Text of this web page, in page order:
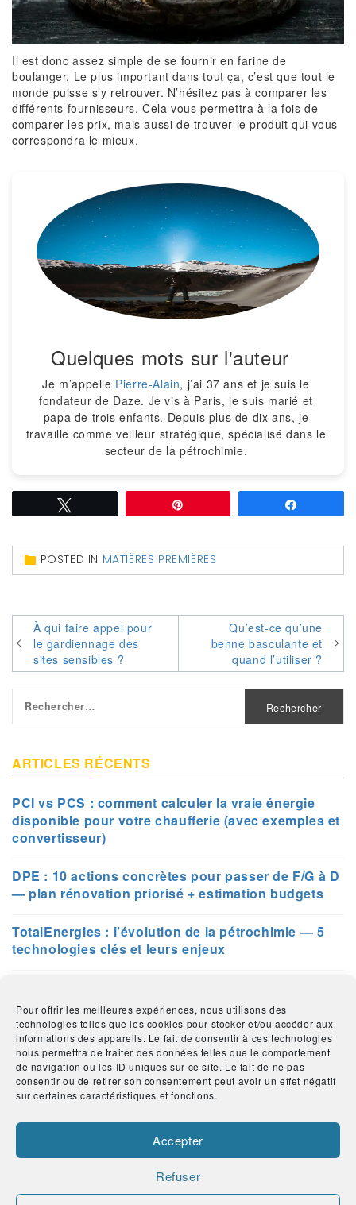
Pour offrir les meilleures expériences, nous utilisons des
technologies telles que les cookies pour stocker et/ou accéder aux
informations des appareils. Le fait de consentir à ces technologies
nous permettra de traiter des données telles que le comportement
de navigation ou les ID uniques sur ce site. Le fait de ne pas
consentir ou de retirer son consentement peut avoir un effet négatif
sur certaines caractéristiques et fonctions.
Accepter
Refuser
Il est donc assez simple de se fournir en farine de
boulanger. Le plus important dans tout ça, c’est que tout le
monde puisse s’y retrouver. N’hésitez pas à comparer les
différents fournisseurs. Cela vous permettra à la fois de
comparer les prix, mais aussi de trouver le produit qui vous
correspondra le mieux.
Quelques mots sur l'auteur
Je m’appelle Pierre-Alain, j’ai 37 ans et je suis le
fondateur de Daze. Je vis à Paris, je suis marié et
papa de trois enfants. Depuis plus de dix ans, je
travaille comme veilleur stratégique, spécialisé dans le
secteur de la pétrochimie.
POSTED IN MATIÈRES PREMIÈRES
Navigation
de
l’article
À qui faire appel pour
le gardiennage des
sites sensibles ?
Qu’est-ce qu’une
benne basculante et
quand l’utiliser ?
ARTICLES RÉCENTS
PCI vs PCS : comment calculer la vraie énergie
disponible pour votre chaufferie (avec exemples et
convertisseur)
DPE : 10 actions concrètes pour passer de F/G à D
— plan rénovation priorisé + estimation budgets
TotalEnergies : l’évolution de la pétrochimie — 5
technologies clés et leurs enjeux
possession (TCO) pour votre copropriété —
modèle Excel inclus
Guide complet : comment choisir et mesurer le ROI
d’une plateforme de retour client (BKVousEcoute
et alternatives)